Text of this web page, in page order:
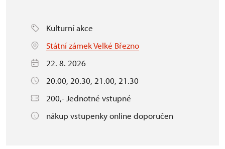
Kulturní akce
Státní zámek Velké Březno
22. 8. 2026
20.00, 20.30, 21.00, 21.30
200,- Jednotné vstupné
nákup vstupenky online doporučen